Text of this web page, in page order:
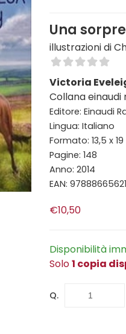
Una
illustrazioni di
Victoria
Collana einaudi
Editore: Einaudi
Lingua: Italiano
Formato: 13,5 x 19
Pagine: 148
Anno: 2014
EAN:
€10,50
Disponibilità
Solo1 copia
Q.